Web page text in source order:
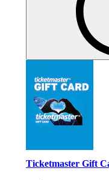
Ticketmaster Gift